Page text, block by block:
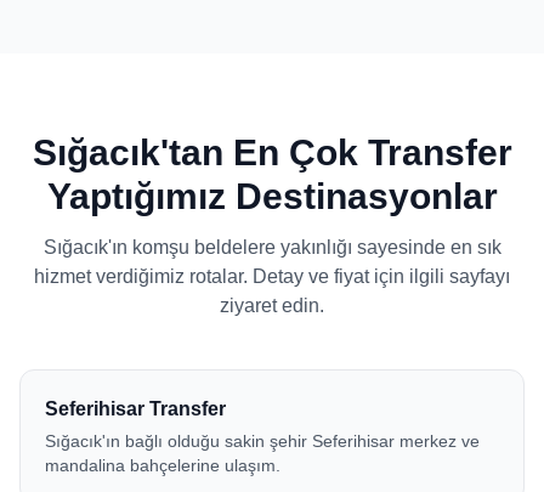
Sığacık'tan En Çok Transfer
Yaptığımız Destinasyonlar
Sığacık'ın komşu beldelere yakınlığı sayesinde en sık
hizmet verdiğimiz rotalar. Detay ve fiyat için ilgili sayfayı
ziyaret edin.
Seferihisar Transfer
Sığacık'ın bağlı olduğu sakin şehir Seferihisar merkez ve
mandalina bahçelerine ulaşım.